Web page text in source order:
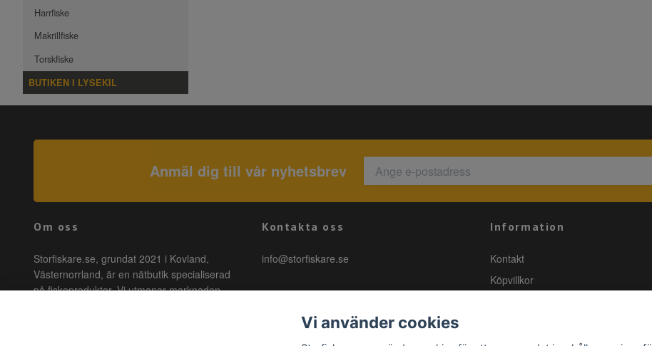
Harrfiske
Makrillfiske
Torskfiske
BUTIKEN I LYSEKIL
Anmäl dig till vår nyhetsbrev
Om oss
Storfiskare.se, grundat 2021 i Kovland,
Västernorrland, är en nätbutik specialiserad
på fiskeprodukter. Vi utmanar marknaden
Kontakta oss
info@storfiskare.se
Information
Kontakt
Köpvillkor
Vi använder cookies